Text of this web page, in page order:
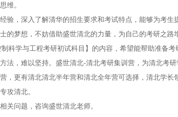
维。
验，深入了解清华的招生要求和考试特点，能够为考
的梦想，不妨借助盛世清北的力量，为自己的考研之路
科学与工程考研初试科目】的内容，希望能帮助准备
法，难以坚持。盛世清北-清北考研集训营，为清北考
，更有清北清北半年营和清北全年营可选择，清北学
攻清北。
关问题，咨询盛世清北老师。